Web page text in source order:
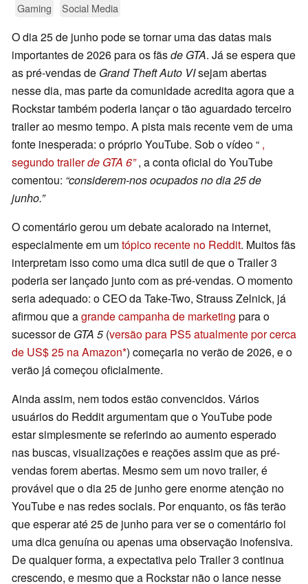
Gaming Social Media
O dia 25 de junho pode se tornar uma das datas mais
importantes de 2026 para os fãsde GTA. Já se espera que
as pré-vendas de Grand Theft Auto VIsejam abertas
nesse dia, mas parte da comunidade acredita agora que a
Rockstar também poderia lançar o tão aguardado terceiro
trailer ao mesmo tempo. A pista mais recente vem de uma
fonte inesperada: o próprio YouTube. Sob o vídeo “ ,
segundo trailerde GTA 6” , a conta oficial do YouTube
comentou: “considerem-nos ocupados no dia 25 de
junho.”
O comentário gerou um debate acalorado na internet,
especialmente em umtópico recente no Reddit. Muitos fãs
interpretam isso como uma dica sutil de que o Trailer 3
poderia ser lançado junto com as pré-vendas. O momento
seria adequado: o CEO da Take-Two, Strauss Zelnick, já
afirmou que agrande campanha de marketing para o
sucessor de GTA 5(versão para PS5 atualmente por cerca
de US$ 25 na Amazon ) começaria no verão de 2026, e o
verão já começou oficialmente.
Ainda assim, nem todos estão convencidos. Vários
usuários do Reddit argumentam que o YouTube pode
estar simplesmente se referindo ao aumento esperado
nas buscas, visualizações e reações assim que as pré-
vendas forem abertas. Mesmo sem um novo trailer, é
provável que o dia 25 de junho gere enorme atenção no
YouTube e nas redes sociais. Por enquanto, os fãs terão
que esperar até 25 de junho para ver se o comentário foi
uma dica genuína ou apenas uma observação inofensiva.
De qualquer forma, a expectativa pelo Trailer 3 continua
crescendo, e mesmo que a Rockstar não o lance nesse